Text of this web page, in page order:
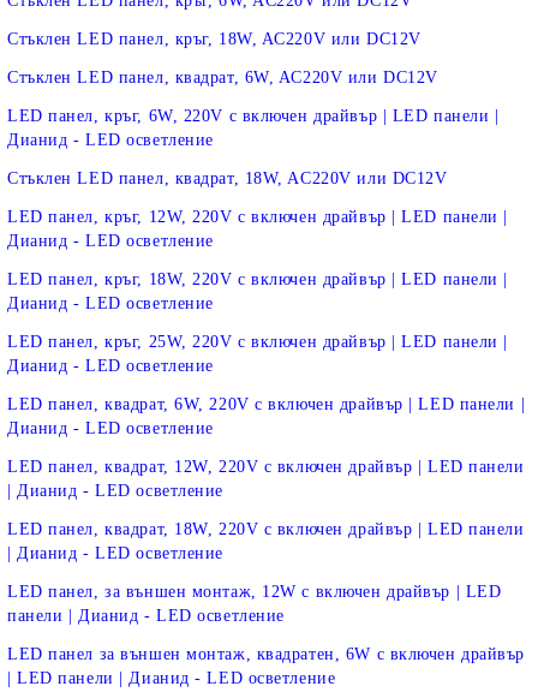
Стъклен LED панел, кръг, 18W, AC220V или DC12V
Стъклен LED панел, квадрат, 6W, AC220V или DC12V
LED панел, кръг, 6W, 220V с включен драйвър | LED панели |
Дианид - LED осветление
Стъклен LED панел, квадрат, 18W, AC220V или DC12V
LED панел, кръг, 12W, 220V с включен драйвър | LED панели |
Дианид - LED осветление
LED панел, кръг, 18W, 220V с включен драйвър | LED панели |
Дианид - LED осветление
LED панел, кръг, 25W, 220V с включен драйвър | LED панели |
Дианид - LED осветление
LED панел, квадрат, 6W, 220V с включен драйвър | LED панели |
Дианид - LED осветление
LED панел, квадрат, 12W, 220V с включен драйвър | LED панели
| Дианид - LED осветление
LED панел, квадрат, 18W, 220V с включен драйвър | LED панели
| Дианид - LED осветление
LED панел, за външен монтаж, 12W с включен драйвър | LED
панели | Дианид - LED осветление
LED панел за външен монтаж, квадратен, 6W с включен драйвър
| LED панели | Дианид - LED осветление